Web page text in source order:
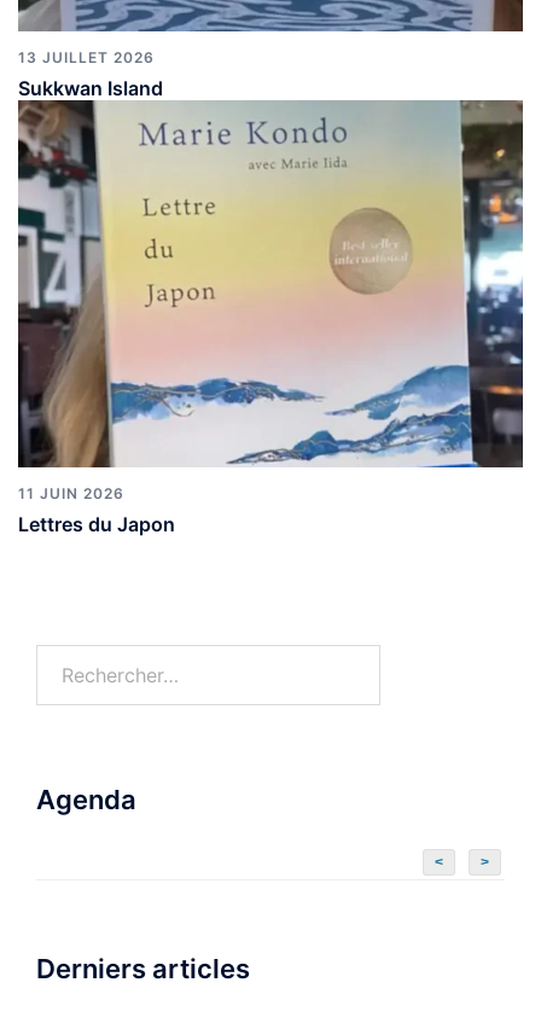
13 JUILLET 2026
Sukkwan Island
11 JUIN 2026
Lettres du Japon
Agenda
< >
Derniers articles